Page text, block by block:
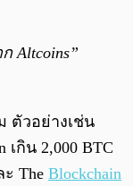
Altcoins”
ตัวอย่างเช่น
กิน 2,000 BTC
The Blockchain